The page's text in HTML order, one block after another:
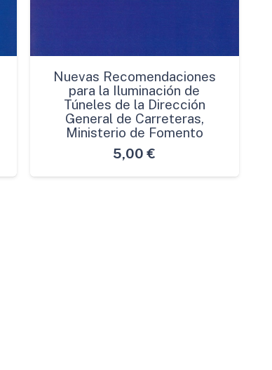
Nuevas Recomendaciones
para la Iluminación de
Túneles de la Dirección
General de Carreteras,
Ministerio de Fomento
5,00 €